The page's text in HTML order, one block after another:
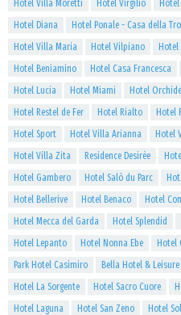
Hotel Villa Moretti
Hotel Virgilio
Hotel Diana
Hotel Ponale - Casa della
Hotel Villa Maria
Hotel Vilpiano Hotel
Hotel Beniamino
Hotel Casa Francesca
Hotel Lucia
Hotel Miami Hotel
Hotel Restel de Fer
Hotel Rialto Hotel
Hotel Sport
Hotel Villa Arianna Hotel
Hotel Villa Zita
Residence Desirèe
Hotel Gambero
Hotel Salò du Parc
Hotel Bellerive
Hotel Benaco Hotel
Hotel Mecca del Garda
Hotel Splendid
Hotel Lepanto
Hotel Nonna Ebe Hotel
Park Hotel Casimiro
Bella Hotel & Leisure
Hotel La Sorgente
Hotel Sacro Cuore
Hotel Laguna
Hotel San Zeno Hotel